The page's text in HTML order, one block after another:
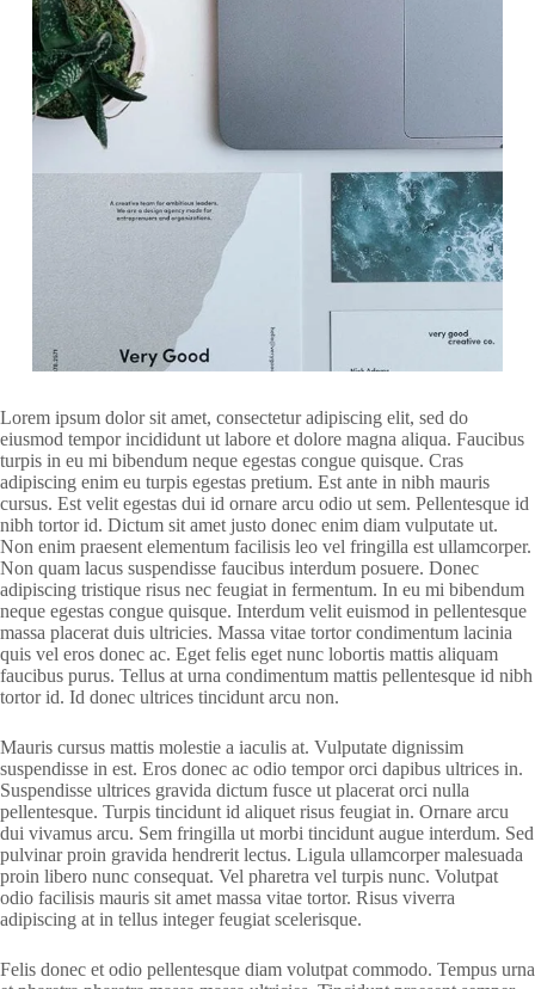
Lorem ipsum dolor sit amet, consectetur adipiscing elit, sed do
eiusmod tempor incididunt ut labore et dolore magna aliqua. Faucibus
turpis in eu mi bibendum neque egestas congue quisque. Cras
adipiscing enim eu turpis egestas pretium. Est ante in nibh mauris
cursus. Est velit egestas dui id ornare arcu odio ut sem. Pellentesque id
nibh tortor id. Dictum sit amet justo donec enim diam vulputate ut.
Non enim praesent elementum facilisis leo vel fringilla est ullamcorper.
Non quam lacus suspendisse faucibus interdum posuere. Donec
adipiscing tristique risus nec feugiat in fermentum. In eu mi bibendum
neque egestas congue quisque. Interdum velit euismod in pellentesque
massa placerat duis ultricies. Massa vitae tortor condimentum lacinia
quis vel eros donec ac. Eget felis eget nunc lobortis mattis aliquam
faucibus purus. Tellus at urna condimentum mattis pellentesque id nibh
tortor id. Id donec ultrices tincidunt arcu non.
Mauris cursus mattis molestie a iaculis at. Vulputate dignissim
suspendisse in est. Eros donec ac odio tempor orci dapibus ultrices in.
Suspendisse ultrices gravida dictum fusce ut placerat orci nulla
pellentesque. Turpis tincidunt id aliquet risus feugiat in. Ornare arcu
dui vivamus arcu. Sem fringilla ut morbi tincidunt augue interdum. Sed
pulvinar proin gravida hendrerit lectus. Ligula ullamcorper malesuada
proin libero nunc consequat. Vel pharetra vel turpis nunc. Volutpat
odio facilisis mauris sit amet massa vitae tortor. Risus viverra
adipiscing at in tellus integer feugiat scelerisque.
Felis donec et odio pellentesque diam volutpat commodo. Tempus urna